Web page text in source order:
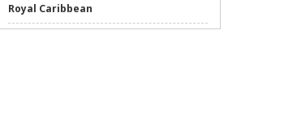
Royal Caribbean